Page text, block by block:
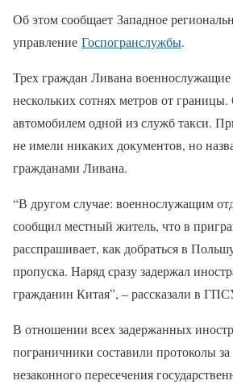
Об этом сообщает Западное
управление Госпогранслужбы.
Трех граждан Ливана военнослужащие
нескольких сотнях метров от
автомобилем одной из служб такси.
не имели никаких документов, но
гражданами Ливана.
“В другом случае: военнослужащим
сообщил местный житель, что в
расспрашивает, как добраться в
пропуска. Наряд сразу задержал
гражданин Китая”, – рассказали в
В отношении всех задержанных
пограничники составили протоколы
незаконного пересечения